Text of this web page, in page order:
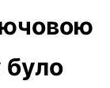
було